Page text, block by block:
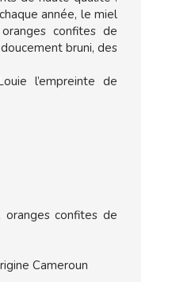
année, le miel
confites de
bruni, des
l’empreinte de
oranges confites de
Cameroun